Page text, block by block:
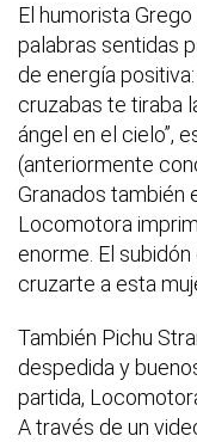
El humorista
palabras sentidas
de energía
cruzabas te tiraba
ángel en el cielo”,
(anteriormente
Granados también
Locomotora
enorme. El
cruzarte a esta
También Pichu
despedida y
partida,
A través de un